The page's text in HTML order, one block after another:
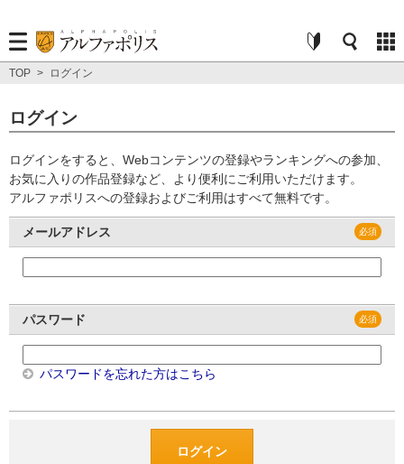
TOP > ログイン
ログイン
ログインをすると、Webコンテンツの登録やランキングへの参加、
お気に入りの作品登録など、より便利にご利用いただけます。
アルファポリスへの登録およびご利用はすべて無料です。
メールアドレス
パスワード
パスワードを忘れた方はこちら